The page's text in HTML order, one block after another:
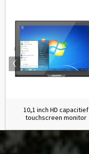
10,1 inch HD capacitief
touchscreen monitor